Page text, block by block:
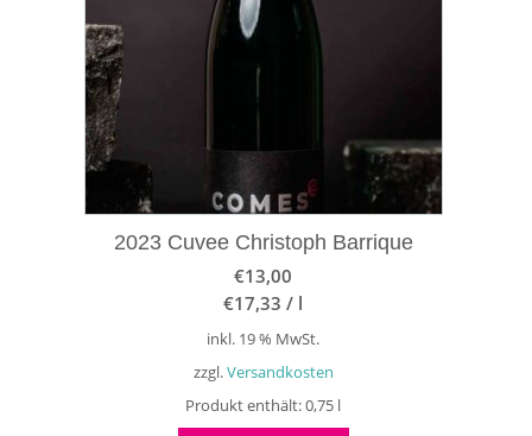
2023 Cuvee Christoph Barrique
€13,00
€17,33 / l
inkl. 19 % MwSt.
zzgl.Versandkosten
Produkt enthält: 0,75 l